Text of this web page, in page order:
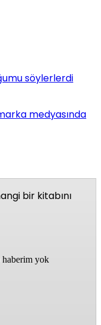
söylerlerdi
medyasında
bir kitabını
haberim yok